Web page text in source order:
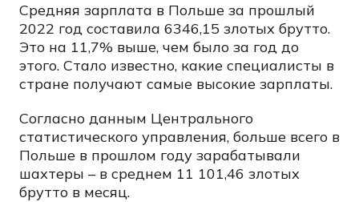
Средняя зарплата в Польше за прошлый
2022 год составила 6346,15 злотых брутто.
Это на 11,7% выше, чем было за год до
этого. Стало известно, какие специалисты в
стране получают самые высокие зарплаты.
Согласно данным Центрального
статистического управления, больше всего в
Польше в прошлом году зарабатывали
шахтеры – в среднем 11 101,46 злотых
брутто в месяц.